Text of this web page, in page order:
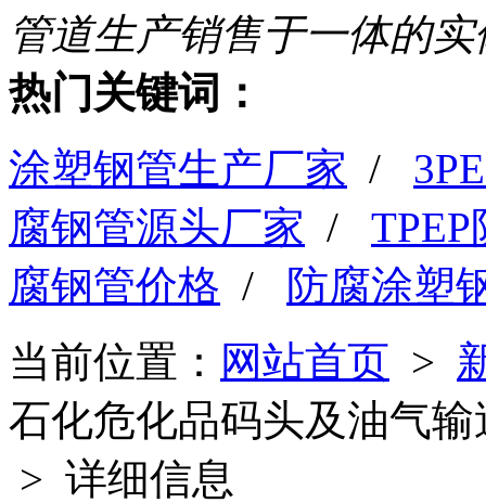
管道生产销售于一体的
热门关键词：
涂塑钢管生产厂家 /
腐钢管源头厂家 /
腐钢管价格 /
防腐涂塑
当前位置： 网站首页 >
石化危化品码头及油气
> 详细信息